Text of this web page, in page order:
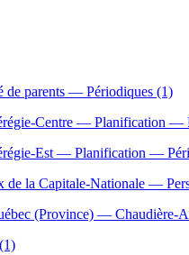
de parents — Périodiques (1)
Centre — Planification —
Est — Planification —
de la Capitale-Nationale —
(Province) — Chaudière-